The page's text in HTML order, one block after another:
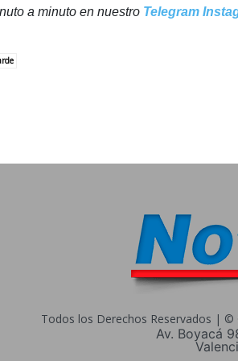
a minuto en nuestro Telegram
Todos los Derechos Reservados | ©
Av. Boyacá